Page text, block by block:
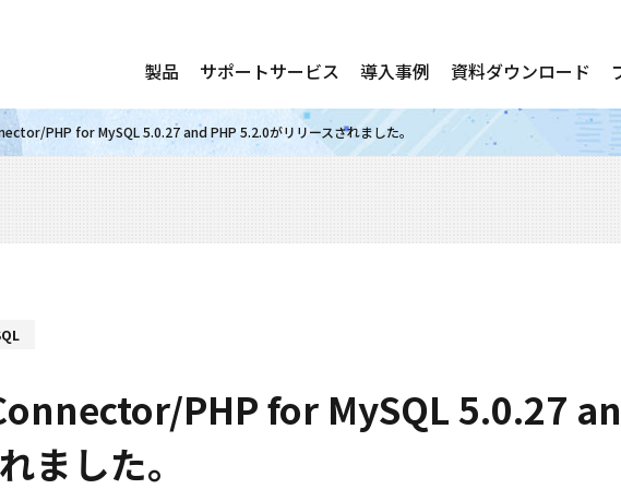
製品 サポートサービス 導入事例 資料ダウンロード
PHP for MySQL 5.0.27 and PHP 5.2.0がリリースされました。
PHP for MySQL 5.0.27
ました。